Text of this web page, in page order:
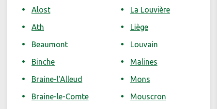
Alost
Ath
Beaumont
Binche
Braine-l'Alleud
Braine-le-Comte
La Louvière
Liège
Louvain
Malines
Mons
Mouscron